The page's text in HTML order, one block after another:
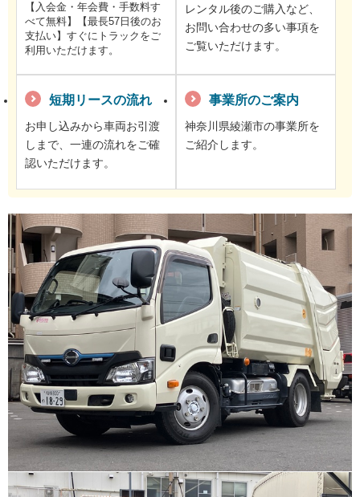
【入会金・年会費・手数料す
べて無料】【最長57日後のお
支払い】すぐにトラックをご
利用いただけます。
レンタル後のご購入など、
お問い合わせの多い事項を
ご覧いただけます。
短期リースの流れ
お申し込みから車両お引渡
しまで、一連の流れをご確
認いただけます。
事業所のご案内
神奈川県綾瀬市の事業所を
ご紹介します。